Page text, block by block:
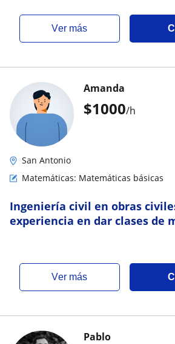
ver más
$1000/h
Amanda
San Antonio
Matemáticas: Matemáticas básicas
Ingeniería civil en obras
experiencia en dar clases de
ver más
Pablo